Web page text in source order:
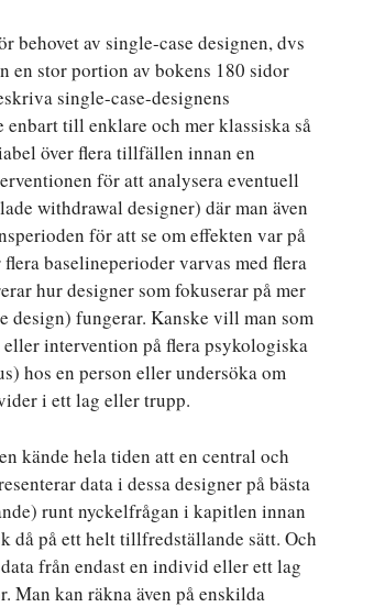
av single-case designen, dvs
en stor portion av bokens 180 sidor
single-case-designens
till enklare och mer klassiska så
över flera tillfällen innan en
för att analysera eventuell
withdrawal designer) där man även
för att se om effekten var på
baselineperioder varvas med flera
hur designer som fokuserar på mer
design) fungerar. Kanske vill man som
intervention på flera psykologiska
hos en person eller undersöka om
i ett lag eller trupp.
kände hela tiden att en central och
data i dessa designer på bästa
runt nyckelfrågan i kapitlen innan
då på ett helt tillfredställande sätt. Och
från endast en individ eller ett lag
Man kan räkna även på enskilda